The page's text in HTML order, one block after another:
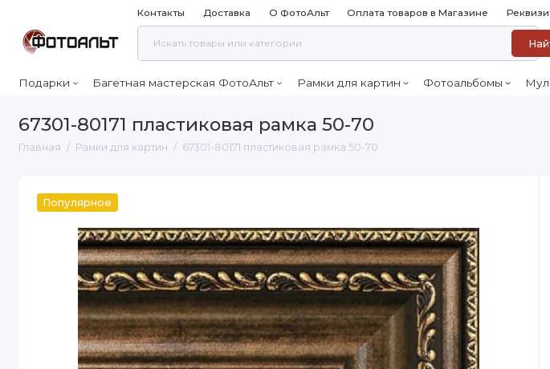
Контакты Доставка О ФотоАльт Оплата товаров в Магазине
Подарки Багетная мастерская ФотоАльт Рамки для картин Фотоальбомы
67301-80171 пластиковая рамка 50-70
Главная Рамки для картин 67301-80171 пластиковая рамка 50-70
Популярное